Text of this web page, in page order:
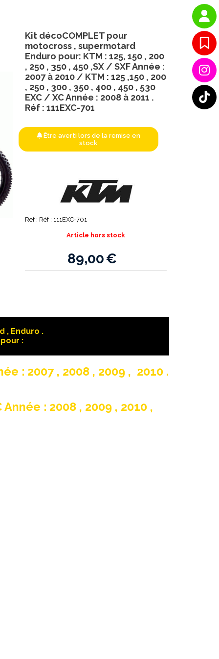
Ref : Réf : 111EXC-701
89,00€
Article hors stock
Kit décoCOMPLET pour
motocross , supermotard
Enduro pour: KTM : 125, 150 , 200
, 250 , 350 , 450 ,SX / SXF Année :
2007 à 2010 / KTM : 125 ,150 , 200
, 250 , 300 , 350 , 400 , 450 , 530
EXC / XC Année : 2008 à 2011 .
Réf : 111EXC-701
Être averti lors de la remise en
stock
, Enduro .
:
: 2007 , 2008 , 2009 , 2010 .
Année : 2008 , 2009 , 2010 ,